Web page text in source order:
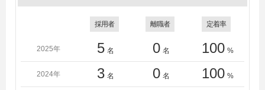
採用者 離職者 定着率
2025年 5 名 0 名 100 %
2024年 3 名 0 名 100 %